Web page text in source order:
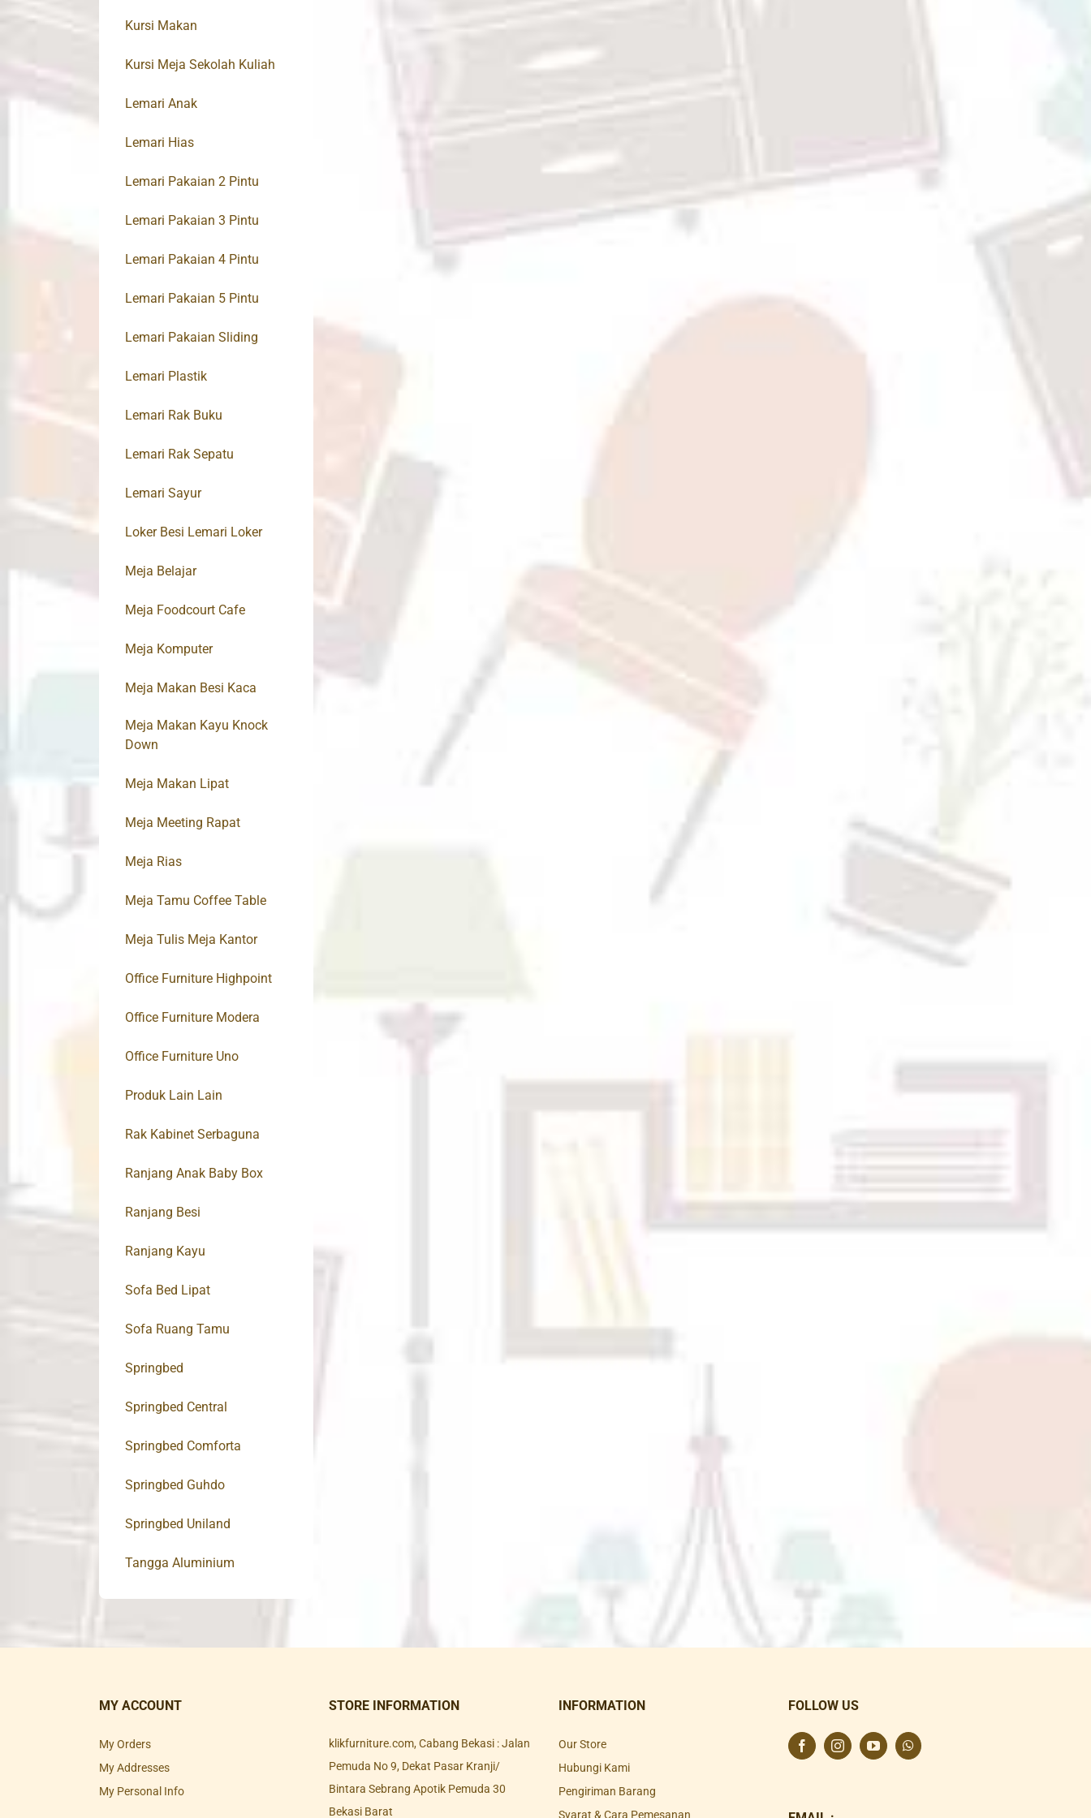
Kursi Makan
Kursi Meja Sekolah Kuliah
Lemari Anak
Lemari Hias
Lemari Pakaian 2 Pintu
Lemari Pakaian 3 Pintu
Lemari Pakaian 4 Pintu
Lemari Pakaian 5 Pintu
Lemari Pakaian Sliding
Lemari Plastik
Lemari Rak Buku
Lemari Rak Sepatu
Lemari Sayur
Loker Besi Lemari Loker
Meja Belajar
Meja Foodcourt Cafe
Meja Komputer
Meja Makan Besi Kaca
Meja Makan Kayu Knock
Down
Meja Makan Lipat
Meja Meeting Rapat
Meja Rias
Meja Tamu Coffee Table
Meja Tulis Meja Kantor
Office Furniture Highpoint
Office Furniture Modera
Office Furniture Uno
Produk Lain Lain
Rak Kabinet Serbaguna
Ranjang Anak Baby Box
Ranjang Besi
Ranjang Kayu
Sofa Bed Lipat
Sofa Ruang Tamu
Springbed
Springbed Central
Springbed Comforta
Springbed Guhdo
Springbed Uniland
Tangga Aluminium
MY ACCOUNT
My Orders
My Addresses
My Personal Info
STORE INFORMATION
klikfurniture.com, Cabang Bekasi : Jalan
Pemuda No 9, Dekat Pasar Kranji/
Bintara Sebrang Apotik Pemuda 30
Bekasi Barat
INFORMATION
Our Store
Hubungi Kami
Pengiriman Barang
Syarat & Cara Pemesanan
FOLLOW US